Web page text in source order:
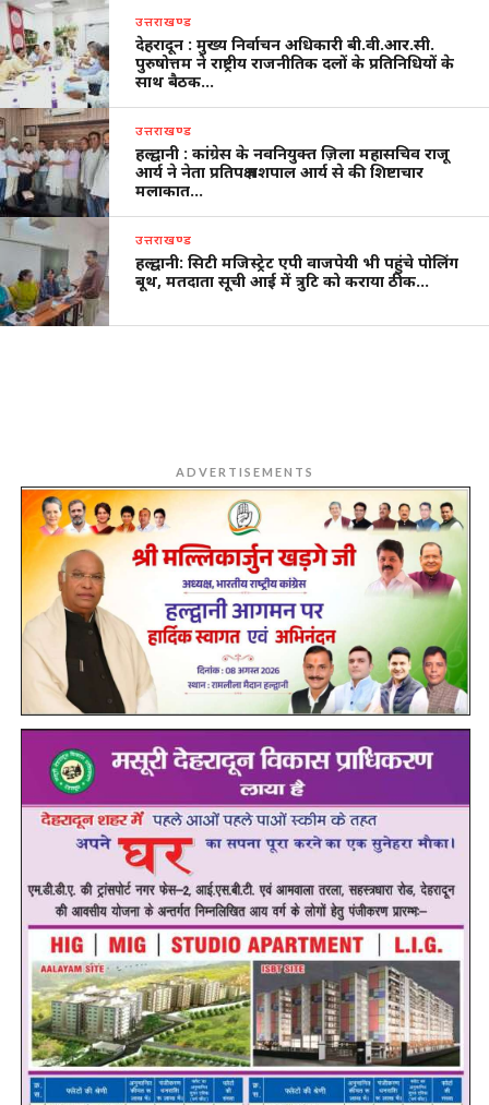
उत्तराखण्ड
देहरादून : मुख्य निर्वाचन अधिकारी बी.वी.आर.सी.
पुरुषोत्तम ने राष्ट्रीय राजनीतिक दलों के प्रतिनिधियों के
साथ बैठक…
उत्तराखण्ड
हल्द्वानी : कांग्रेस के नवनियुक्त ज़िला महासचिव राजू
आर्य ने नेता प्रतिपक्ष यशपाल आर्य से की शिष्टाचार
मलाकात…
उत्तराखण्ड
हल्द्वानी: सिटी मजिस्ट्रेट एपी वाजपेयी भी पहुंचे पोलिंग
बूथ, मतदाता सूची आई में त्रुटि को कराया ठीक…
ADVERTISEMENTS